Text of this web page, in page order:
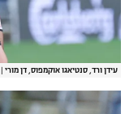
עידן ורד, סנטיאגו אוקמפוס, דן מורי